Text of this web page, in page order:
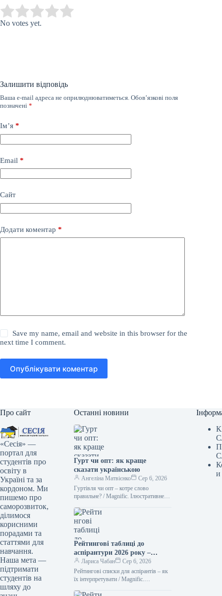
Rate this item:
No votes yet.
Залишити відповідь
Ваша e-mail адреса не оприлюднюватиметься. Обов’язкові поля
позначені *
Ім’я *
Email *
Сайт
Додати коментар *
Save my name, email and website in this browser for the
next time I comment.
Опублікувати коментар
Про сайт
«Сесія» —
портал для
студентів про
освіту в
Україні та за
кордоном. Ми
пишемо про
саморозвиток,
ділимося
корисними
порадами та
статтями для
навчання.
Наша мета —
підтримати
студентів на
шляху до
Останні новини
Гурт чи опт: як краще
сказати українською
Ангеліна Матвієнко
Сер 6, 2026
Гуртівля чи опт – котре слово
правильне? / Magnific. Ілюстративне
нерідко пропонує нам два…
Рейтингові таблиці до
аспірантури 2026 року –
терміни оголошення
результатів
Лариса Чабан
Сер 6, 2026
Рейтингові списки для аспірантів – як
їх інтерпретувати / Magnific.
и